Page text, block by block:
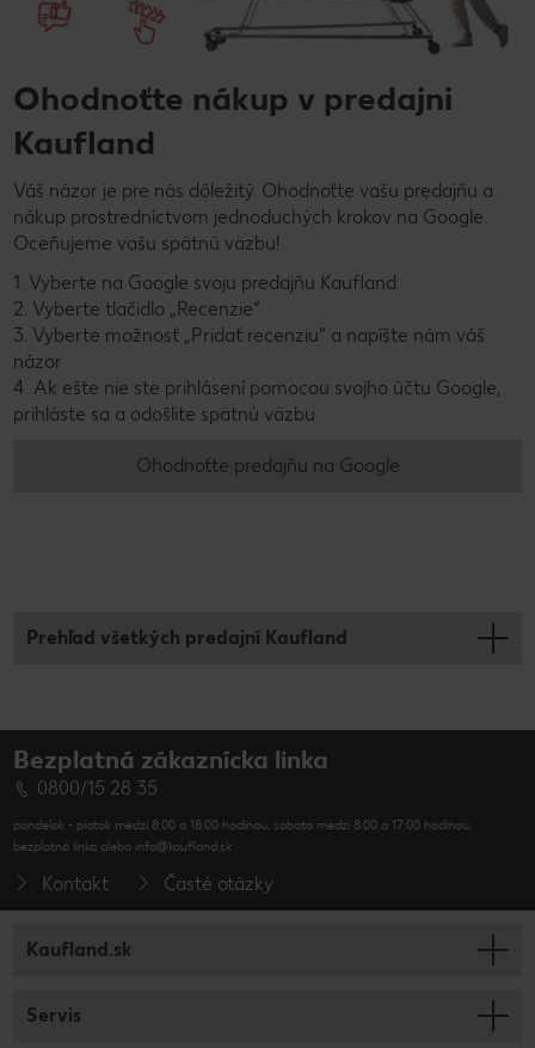
Ohodnoťte nákup v predajni
Kaufland
Váš názor je pre nás dôležitý. Ohodnoťte vašu predajňu a
nákup prostredníctvom jednoduchých krokov na Google.
Oceňujeme vašu spätnú väzbu!
1. Vyberte na Google svoju predajňu Kaufland
2. Vyberte tlačidlo „Recenzie“
3. Vyberte možnosť „Pridať recenziu“ a napíšte nám váš
názor
4. Ak ešte nie ste prihlásení pomocou svojho účtu Google,
prihláste sa a odošlite spätnú väzbu
Ohodnoťte predajňu na Google
Prehľad všetkých predajní Kaufland
Bezplatná zákaznícka linka
0800/15 28 35
pondelok - piatok medzi 8:00 a 18:00 hodinou, sobota medzi 8:00 a 17:00 hodinou,
bezplatná linka alebo info@kaufland.sk
Kontakt Časté otázky
Kaufland.sk
Servis